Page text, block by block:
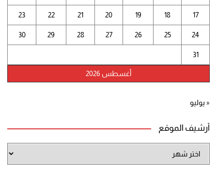
أغسطس 2026
17
18
19
20
21
22
23
24
25
26
27
28
29
30
31
« يوليو
أرشيف الموقع
الموقع